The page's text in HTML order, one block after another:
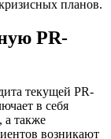
планов.
PR-
текущей PR-
в себя
а также
возникают